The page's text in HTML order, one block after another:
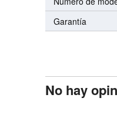
Garantía
No hay